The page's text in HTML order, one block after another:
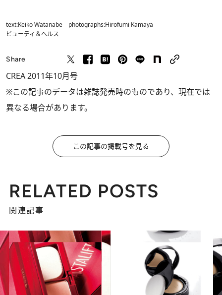
text:Keiko Watanabe photographs:Hirofumi Kamaya
ビューティ＆ヘルス
Share
CREA 2011年10月号
※この記事のデータは雑誌発売時のものであり、現在では
異なる場合があります。
この記事の掲載号を見る
RELATED POSTS
関連記事